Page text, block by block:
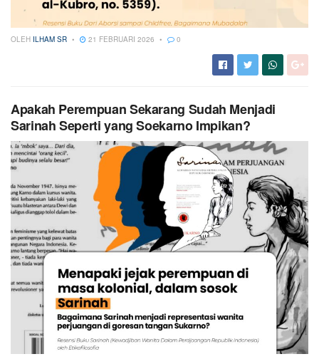
OLEH ILHAM SR 21 FEBRUARI 2026 0
Apakah Perempuan Sekarang Sudah Menjadi
Sarinah Seperti yang Soekarno Impikan?